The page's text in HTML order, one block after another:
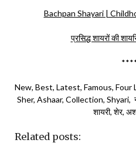
Bachpan Shayari |
प्रसिद्ध शायरों की
New, Best, Latest, Famous, Four
Sher, Ashaar, Collection, Shyari,
शायरी, शेर,
Related posts: